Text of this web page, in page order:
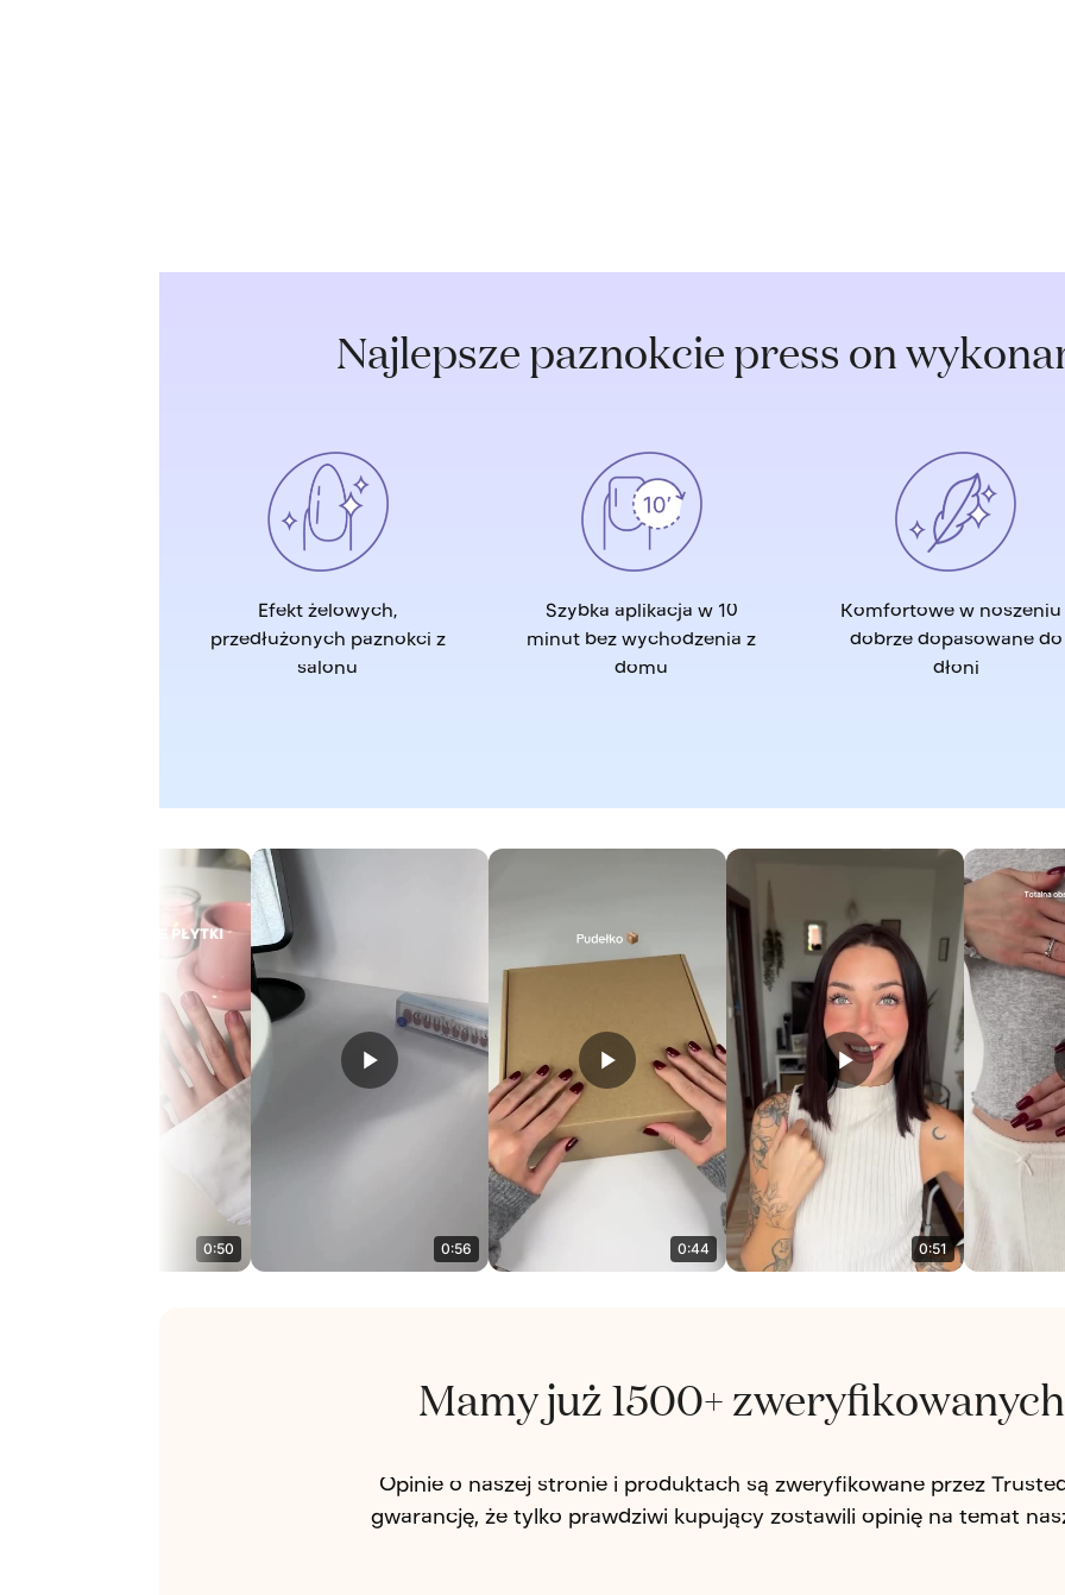
Najlepsze paznokcie press on
Efekt żelowych,
przedłużonych paznokci z
salonu
Szybka aplikacja w 10
minut bez wychodzenia z
domu
Komfortowe w noszeniu
dobrze dopasowane do
dłoni
0:50 0:56 0:44 0:51
Mamy już 1500+
Opinie o naszej stronie i produktach są zweryfikowane przez
gwarancję, że tylko prawdziwi kupujący zostawili opinię na temat